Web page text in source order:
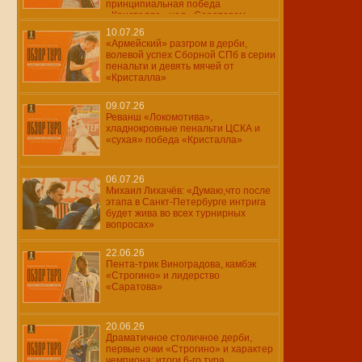
принципиальная победа
«Кристалла» над «Саратовом»
10.07.26
«Армейский» разгром в дерби,
волевой успех Сборной СПб в серии
пенальти и девять мячей от
«Кристалла»
09.07.26
Реванш «Локомотива»,
хладнокровные пенальти ЦСКА и
«сухая» победа «Кристалла»
06.07.26
Михаил Лихачёв: «Думаю,что после
этапа в Санкт-Петербурге интрига
будет жива во всех турнирных
вопросах»
22.06.26
Пента-трик Виноградова, камбэк
«Строгино» и лидерство
«Саратова»
20.06.26
Драматичное столичное дерби,
первые очки «Строгино» и характер